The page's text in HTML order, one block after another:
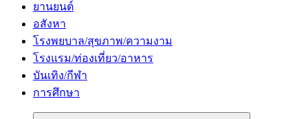
ยานยนต์
อสังหา
โรงพยบาล/สุขภาพ/ความงาม
โรงแรม/ท่องเที่ยว/อาหาร
บันเทิง/กีฬา
การศึกษา